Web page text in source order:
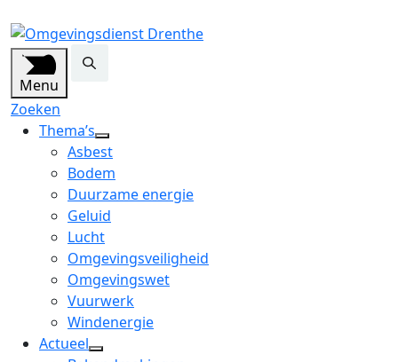
Menu
Zoeken
Thema’s
open
dropdown
menu
Asbest
Bodem
Duurzame energie
Geluid
Lucht
Omgevingsveiligheid
Omgevingswet
Vuurwerk
Windenergie
Actueel